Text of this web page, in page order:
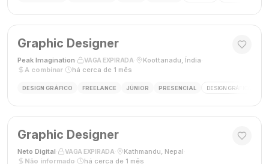
Graphic Designer
Peak Imagination VAGA EXPIRADA Koottanadu, Índia
A combinar
há cerca de 1 mês
DESIGN GRÁFICO FREELANCE JÚNIOR PRESENCIAL DESIGN GRÁFICO
Graphic Designer
Neto Digital VAGA EXPIRADA Kathmandu, Nepal
Não informado
há cerca de 1 mês